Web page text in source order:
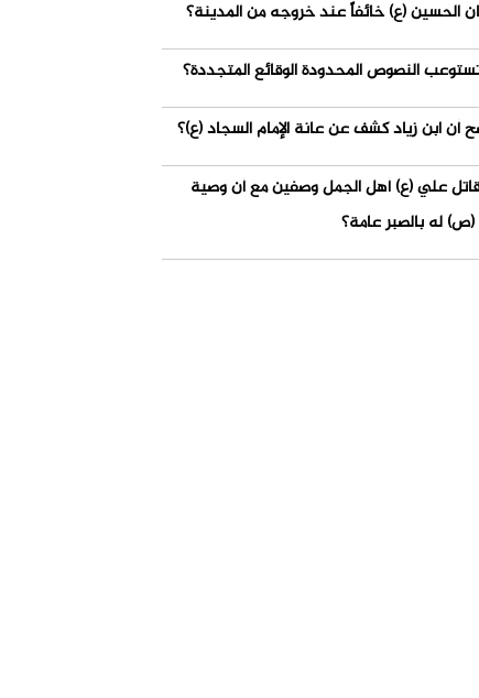
الحسين (ع) خائفاً عند خروجه من المدينة؟
النصوص المحدودة الوقائع المتجددة؟
أن ابن زياد كشف عن عانة الإمام السجاد (ع)؟
قاتل علي (ع) أهل الجمل وصفين مع أن وصية
(ص) له بالصبر عامة؟